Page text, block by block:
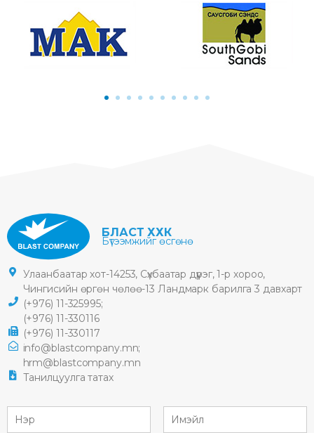
БЛАСТ ХХК
Бүтээмжийг өсгөнө
Улаанбаатар хот-14253, Сүхбаатар дүүрэг, 1-р хороо,
Чингисийн өргөн чөлөө-13 Ландмарк барилга 3 давхарт
(+976) 11-325995;
(+976) 11-330116
(+976) 11-330117
info@blastcompany.mn;
hrm@blastcompany.mn
Танилцуулга татах